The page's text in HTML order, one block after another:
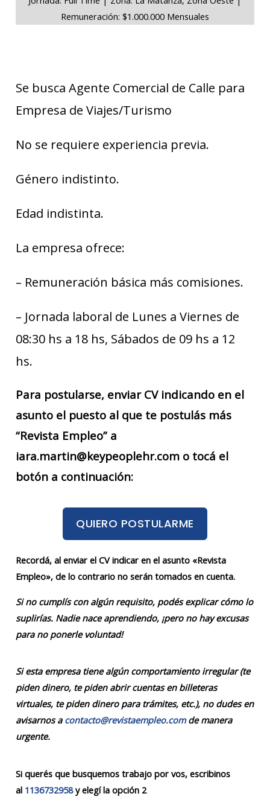
Remuneración: $1.000.000 Mensuales
Se busca Agente Comercial de Calle para
Empresa de Viajes/Turismo
No se requiere experiencia previa.
Género indistinto.
Edad indistinta.
La empresa ofrece:
– Remuneración básica más comisiones.
– Jornada laboral de Lunes a Viernes de
08:30 hs a 18 hs, Sábados de 09 hs a 12
hs.
Para postularse, enviar CV indicando en el
asunto el puesto al que te postulás más
“Revista Empleo” a
iara.martin@keypeoplehr.com o tocá el
botón a continuación:
QUIERO POSTULARME
Recordá, al enviar el CV indicar en el asunto «Revista
Empleo», de lo contrario no serán tomados en cuenta.
Si no cumplís con algún requisito, podés explicar cómo lo
suplirías. Nadie nace aprendiendo, ¡pero no hay excusas
para no ponerle voluntad!
Si esta empresa tiene algún comportamiento irregular (te
piden dinero, te piden abrir cuentas en billeteras
virtuales, te piden dinero para trámites, etc.), no dudes en
avisarnos a contacto@revistaempleo.comde manera
urgente.
Si querés que busquemos trabajo por vos, escribinos
al 1136732958y elegí la opción 2